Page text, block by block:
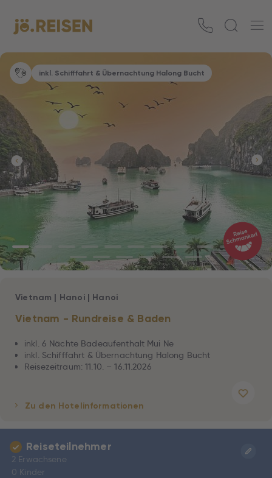
inkl. Schifffahrt & Übernachtung Halong Bucht
Vietnam - Rundreise & Baden
Vietnam | Hanoi| Hanoi
inkl. 6 Nächte Badeaufenthalt Mui Ne
inkl. Schifffahrt & Übernachtung Halong Bucht
Reisezeitraum: 11.10. – 16.11.2026
Zu den Hotelinformationen
Reiseteilnehmer
2 Erwachsene
0 Kinder